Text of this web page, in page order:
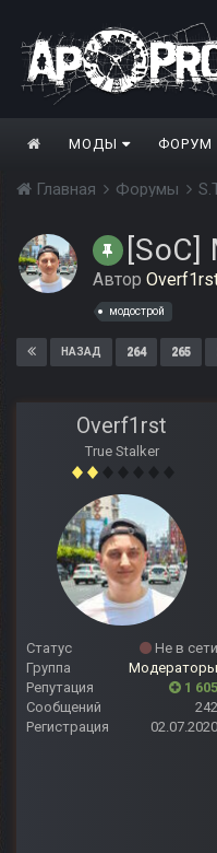
МОДЫ ФОРУМ
Главная Форумы
Автор
модострой
НАЗАД 264 265
Overf1rst
True Stalker
Статус
Не в сети
Группа
Модераторы
Репутация
1 605
Сообщений
242
Регистрация
02.07.2020